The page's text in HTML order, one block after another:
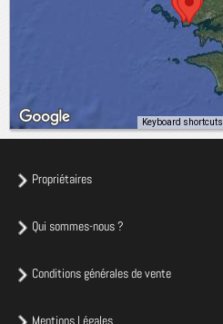
Keyboard shortcuts
Propriétaires
Qui sommes-nous ?
Conditions générales de vente
Mentions Légales